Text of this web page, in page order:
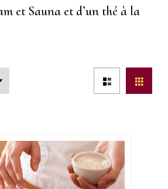
et Sauna et d’un thé à la